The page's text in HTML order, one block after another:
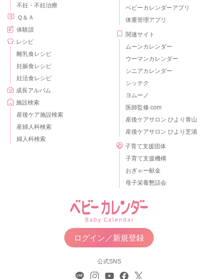
不妊・不妊治療
Ｑ＆Ａ
体験談
レシピ
離乳食レシピ
妊娠食レシピ
妊活食レシピ
成長アルバム
施設検索
産後ケア施設検索
産婦人科検索
婦人科検索
ベビーカレンダーアプリ
体重管理アプリ
関連サイト
ムーンカレンダー
ウーマンカレンダー
シニアカレンダー
シッテク
ヨムーノ
医師監修.com
産後ケアサロン ひより青山
産後ケアサロン ひより芝浦
子育て支援団体
子育て支援機構
おぎゃー献金
母子栄養懇話会
ログイン／新規登録
公式SNS